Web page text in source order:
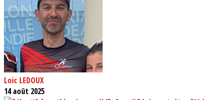
Loic LEDOUX
14 août 2025